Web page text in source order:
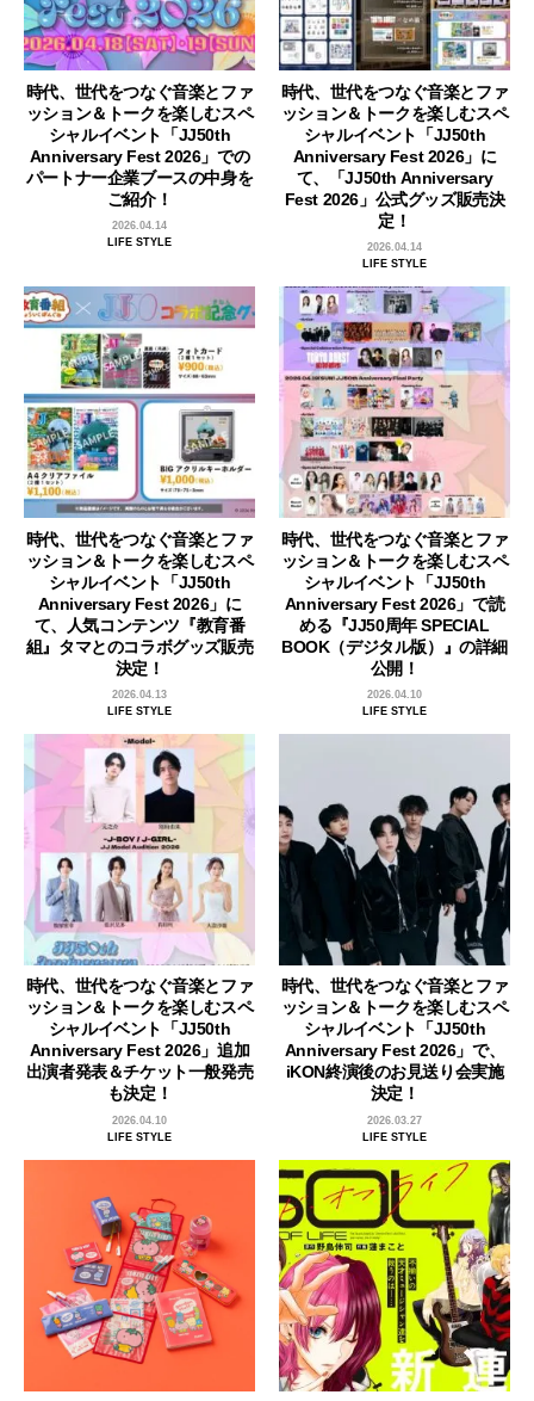
時代、世代をつなぐ音楽とファ
ッション＆トークを楽しむスペ
シャルイベント「JJ50th
Anniversary Fest 2026」での
パートナー企業ブースの中身を
ご紹介！
2026.04.14
LIFE STYLE
時代、世代をつなぐ音楽とファ
ッション＆トークを楽しむスペ
シャルイベント「JJ50th
Anniversary Fest 2026」に
て、「JJ50th Anniversary
Fest 2026」公式グッズ販売決
定！
2026.04.14
LIFE STYLE
時代、世代をつなぐ音楽とファ
ッション＆トークを楽しむスペ
シャルイベント「JJ50th
Anniversary Fest 2026」に
て、人気コンテンツ『教育番
組』タマとのコラボグッズ販売
決定！
2026.04.13
LIFE STYLE
時代、世代をつなぐ音楽とファ
ッション＆トークを楽しむスペ
シャルイベント「JJ50th
Anniversary Fest 2026」で読
める『JJ50周年 SPECIAL
BOOK（デジタル版）』の詳細
公開！
2026.04.10
LIFE STYLE
時代、世代をつなぐ音楽とファ
ッション＆トークを楽しむスペ
シャルイベント「JJ50th
Anniversary Fest 2026」追加
出演者発表＆チケット一般発売
も決定！
2026.04.10
LIFE STYLE
時代、世代をつなぐ音楽とファ
ッション＆トークを楽しむスペ
シャルイベント「JJ50th
Anniversary Fest 2026」で、
iKON終演後のお見送り会実施
決定！
2026.03.27
LIFE STYLE